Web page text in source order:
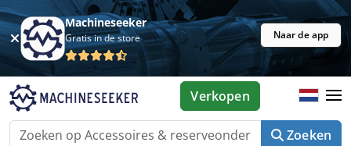
Machineseeker
Gratis in de store Naar de app
Zoeken
Verkopen